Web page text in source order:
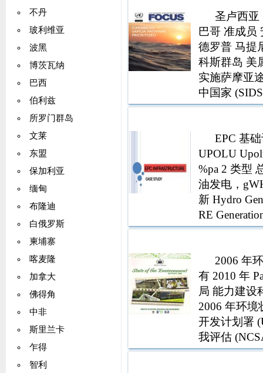
不丹
玻利维亚
波黑
博茨瓦纳
巴西
伯利兹
所罗门群岛
文莱
东盟
保加利亚
缅甸
布隆迪
白俄罗斯
柬埔寨
喀麦隆
加拿大
佛得角
中非
斯里兰卡
乍得
智利
圣卢西亚
巴哥 准成员
德罗普 马提
科斯群岛 美
实施萨摩亚
中国家
安全及其他
EPC 基
UPOLU
%pa 2 类型
油发电，
新 Hydro
RE
300%
47567 8477
300％300％
47567
144357
106872
425％2605
300％16893
2006 年
有 2010 年
局 能力建设
2006 年环境
开发计划署
我评估
设和主流化